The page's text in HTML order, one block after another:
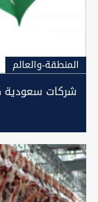
المنطقة-والعالم
شركات سعودية